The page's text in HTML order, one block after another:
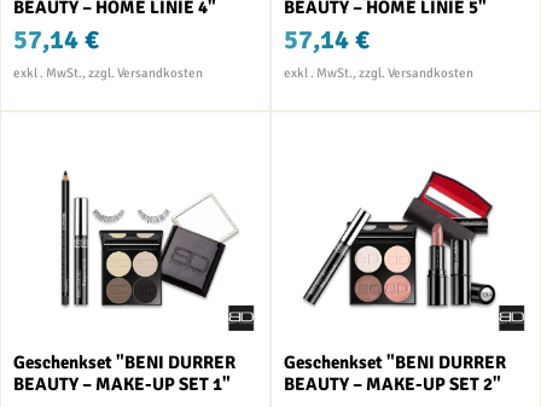
BEAUTY – HOME LINIE 4"
57,14 €
BEAUTY – HOME LINIE 5"
57,14 €
Geschenkset "BENI DURRER
BEAUTY – MAKE-UP SET 1"
Geschenkset "BENI DURRER
BEAUTY – MAKE-UP SET 2"